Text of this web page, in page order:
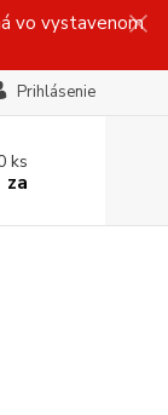
vo vystavenom
Prihlásenie
ks
za